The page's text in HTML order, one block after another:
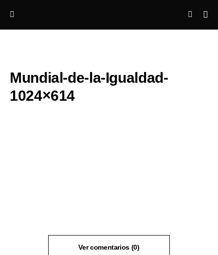
Mundial-de-la-Igualdad-
1024×614
Ver comentarios (0)